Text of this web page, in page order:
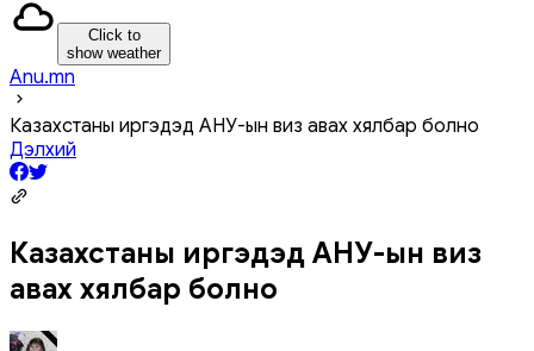
Click to
show weather
Anu.mn
Казахстаны иргэдэд АНУ-ын виз авах хялбар болно
Дэлхий
Казахстаны иргэдэд АНУ-ын виз
авах хялбар болно